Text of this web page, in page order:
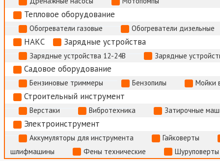
Тепловое оборудование
Обогреватели газовые Обогреватели дизельные
НАКС Зарядные устройства
Зарядные устройства 12-24В Зарядные
Садовое оборудование
Бензиновые триммеры Бензопилы Мойки
Строительный инструмент
Верстаки Вибротехника Затирочные
Электроинструмент
Аккумуляторы для инструмента
Гайковерты
шлифмашины
Фены технические